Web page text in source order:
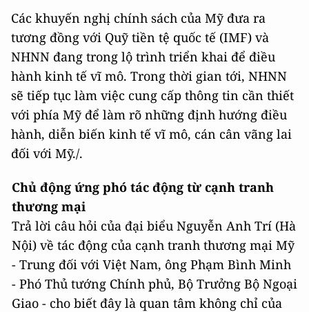
Các khuyến nghị chính sách của Mỹ đưa ra
tương đồng với Quỹ tiền tệ quốc tế (IMF) và
NHNN đang trong lộ trình triển khai để điều
hành kinh tế vĩ mô. Trong thời gian tới, NHNN
sẽ tiếp tục làm việc cung cấp thông tin cần thiết
với phía Mỹ để làm rõ những định hướng điều
hành, diễn biến kinh tế vĩ mô, cán cân vãng lai
đối với Mỹ./.
Chủ động ứng phó tác động từ cạnh tranh
thương mại
Trả lời câu hỏi của đại biểu Nguyễn Anh Trí (Hà
Nội) về tác động của cạnh tranh thương mại Mỹ
- Trung đối với Việt Nam, ông Phạm Bình Minh
- Phó Thủ tướng Chính phủ, Bộ Trưởng Bộ Ngoại
Giao - cho biết đây là quan tâm không chỉ của